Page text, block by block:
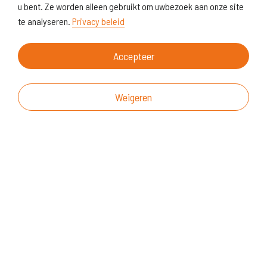
u bent. Ze worden alleen gebruikt om uwbezoek aan onze site
te analyseren. Privacy beleid
Accepteer
Weigeren